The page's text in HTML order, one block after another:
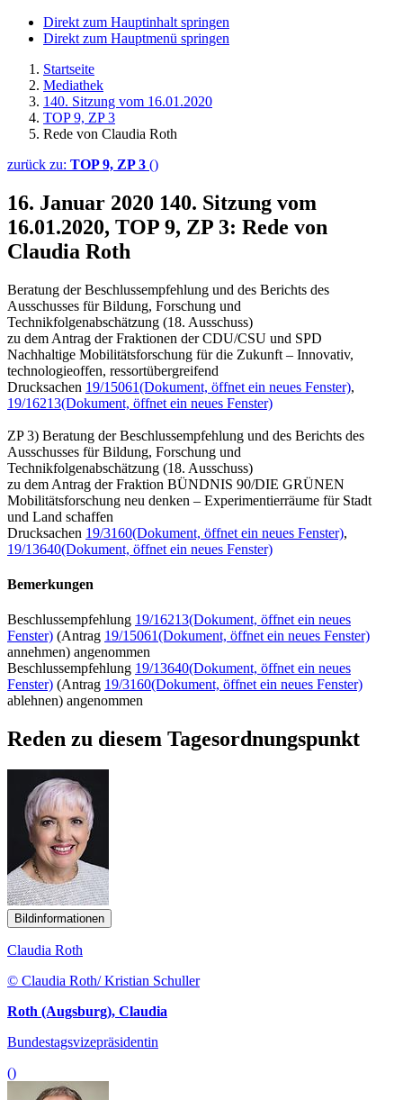
Direkt zum Hauptinhalt springen
Direkt zum Hauptmenü springen
Startseite
Mediathek
140. Sitzung vom 16.01.2020
TOP 9, ZP 3
Rede von Claudia Roth
zurück zu: TOP 9, ZP 3 ()
16. Januar 2020 140. Sitzung vom
16.01.2020, TOP 9, ZP 3: Rede von
Claudia Roth
Beratung der Beschlussempfehlung und des Berichts des
Ausschusses für Bildung, Forschung und
Technikfolgenabschätzung (18. Ausschuss)
zu dem Antrag der Fraktionen der CDU/CSU und SPD
Nachhaltige Mobilitätsforschung für die Zukunft – Innovativ,
technologieoffen, ressortübergreifend
Drucksachen 19/15061(Dokument, öffnet ein neues Fenster),
19/16213(Dokument, öffnet ein neues Fenster)
ZP 3) Beratung der Beschlussempfehlung und des Berichts des
Ausschusses für Bildung, Forschung und
Technikfolgenabschätzung (18. Ausschuss)
zu dem Antrag der Fraktion BÜNDNIS 90/DIE GRÜNEN
Mobilitätsforschung neu denken – Experimentierräume für Stadt
und Land schaffen
Drucksachen 19/3160(Dokument, öffnet ein neues Fenster),
19/13640(Dokument, öffnet ein neues Fenster)
Bemerkungen
Beschlussempfehlung 19/16213(Dokument, öffnet ein neues
Fenster) (Antrag 19/15061(Dokument, öffnet ein neues Fenster)
annehmen) angenommen
Beschlussempfehlung 19/13640(Dokument, öffnet ein neues
Fenster) (Antrag 19/3160(Dokument, öffnet ein neues Fenster)
ablehnen) angenommen
Reden zu diesem Tagesordnungspunkt
Bildinformationen
Claudia Roth
© Claudia Roth/ Kristian Schuller
Roth (Augsburg), Claudia
Bundestagsvizepräsidentin
()